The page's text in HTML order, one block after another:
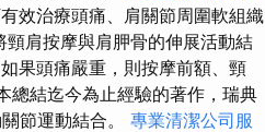
效治療頭痛、肩關節周圍軟組織
頸肩按摩與肩胛骨的伸展活動結
果頭痛嚴重，則按摩前額、頸
總結迄今為止經驗的著作，瑞典
節運動結合。 專業清潔公司服